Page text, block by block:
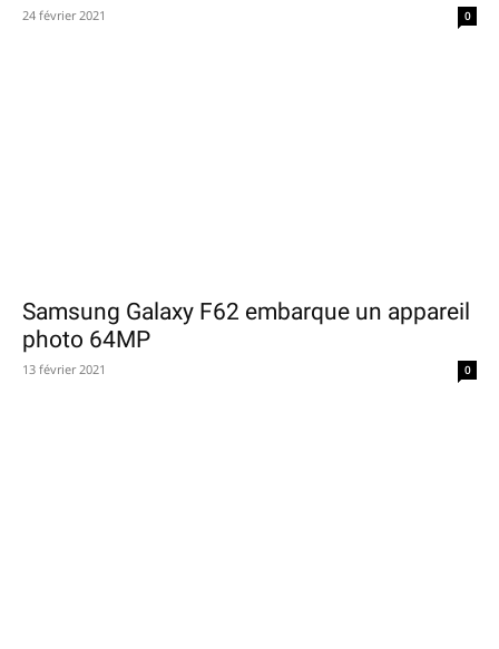
24 février 2021 0
Samsung Galaxy F62 embarque un appareil
photo 64MP
13 février 2021 0